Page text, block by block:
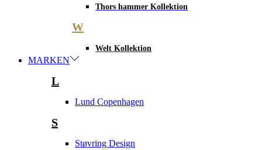
Thors hammer Kollektion
W
Welt Kollektion
MARKEN
L
Lund Copenhagen
S
Støvring Design